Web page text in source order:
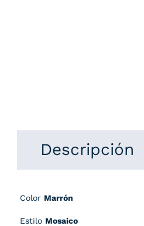
Descripción
Color Marrón
Estilo Mosaico